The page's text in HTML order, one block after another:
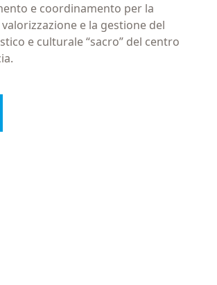
e coordinamento per la
e la gestione del
e culturale “sacro” del centro